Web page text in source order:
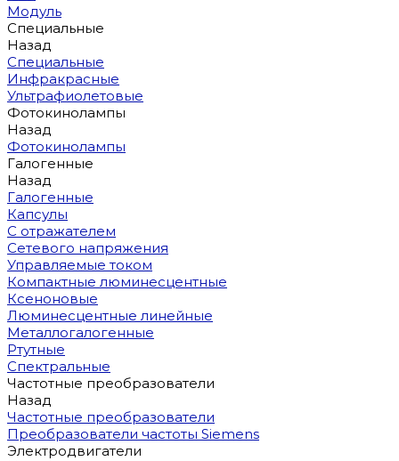
Модуль
Специальные
Назад
Специальные
Инфракрасные
Ультрафиолетовые
Фотокинолампы
Назад
Фотокинолампы
Галогенные
Назад
Галогенные
Капсулы
С отражателем
Сетевого напряжения
Управляемые током
Компактные люминесцентные
Ксеноновые
Люминесцентные линейные
Металлогалогенные
Ртутные
Спектральные
Частотные преобразователи
Назад
Частотные преобразователи
Преобразователи частоты Siemens
Электродвигатели